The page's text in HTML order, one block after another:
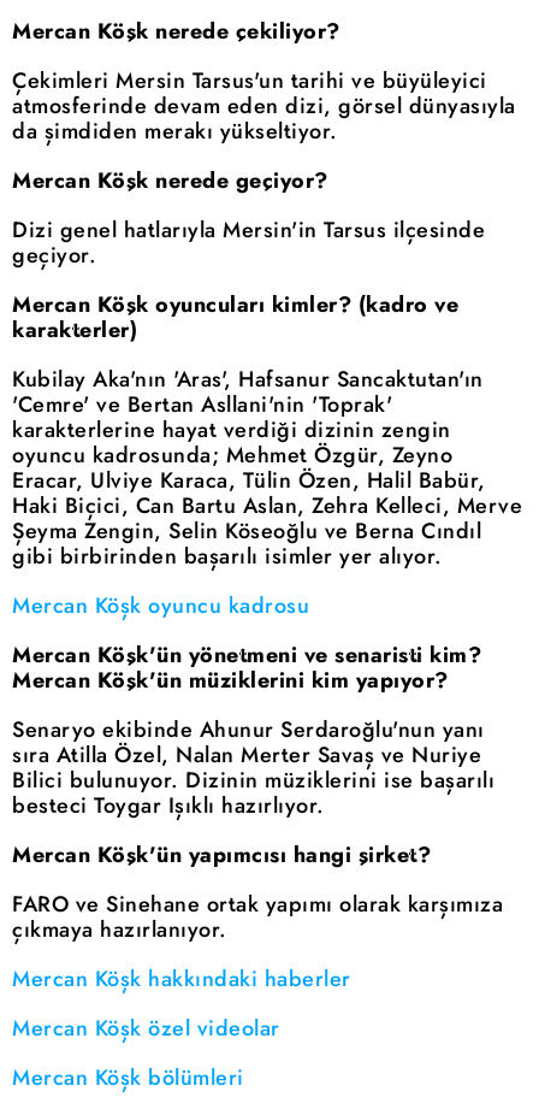
Mercan Köşk nerede çekiliyor?
Çekimleri Mersin Tarsus'un tarihi ve büyüleyici
atmosferinde devam eden dizi, görsel dünyasıyla
da şimdiden merakı yükseltiyor.
Mercan Köşk nerede geçiyor?
Dizi genel hatlarıyla Mersin'in Tarsus ilçesinde
geçiyor.
Mercan Köşk oyuncuları kimler? (kadro ve
karakterler)
Kubilay Aka'nın 'Aras', Hafsanur Sancaktutan'ın
'Cemre' ve Bertan Asllani'nin 'Toprak'
karakterlerine hayat verdiği dizinin zengin
oyuncu kadrosunda; Mehmet Özgür, Zeyno
Eracar, Ulviye Karaca, Tülin Özen, Halil Babür,
Haki Biçici, Can Bartu Aslan, Zehra Kelleci, Merve
Şeyma Zengin, Selin Köseoğlu ve Berna Cındıl
gibi birbirinden başarılı isimler yer alıyor.
Mercan Köşk oyuncu kadrosu
Mercan Köşk'ün yönetmeni ve senaristi kim?
Mercan Köşk'ün müziklerini kim yapıyor?
Senaryo ekibinde Ahunur Serdaroğlu'nun yanı
sıra Atilla Özel, Nalan Merter Savaş ve Nuriye
Bilici bulunuyor. Dizinin müziklerini ise başarılı
besteci Toygar Işıklı hazırlıyor.
Mercan Köşk'ün yapımcısı hangi şirket?
FARO ve Sinehane ortak yapımı olarak karşımıza
çıkmaya hazırlanıyor.
Mercan Köşk hakkındaki haberler
Mercan Köşk özel videolar
Mercan Köşk bölümleri